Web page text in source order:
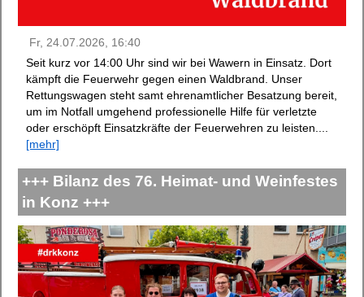
Fr, 24.07.2026, 16:40
Seit kurz vor 14:00 Uhr sind wir bei Wawern in Einsatz. Dort
kämpft die Feuerwehr gegen einen Waldbrand. Unser
Rettungswagen steht samt ehrenamtlicher Besatzung bereit,
um im Notfall umgehend professionelle Hilfe für verletzte
oder erschöpft Einsatzkräfte der Feuerwehren zu leisten....
[mehr]
+++ Bilanz des 76. Heimat- und Weinfestes
in Konz +++